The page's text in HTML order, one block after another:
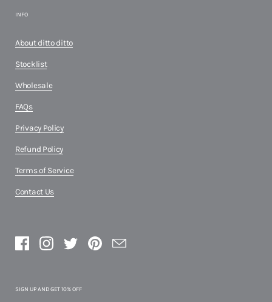
INFO
About ditto ditto
Stocklist
Wholesale
FAQs
Privacy Policy
Refund Policy
Terms of Service
Contact Us
FacebookInstagramTwitterPinterestEmail
SIGN UP AND GET 10% OFF